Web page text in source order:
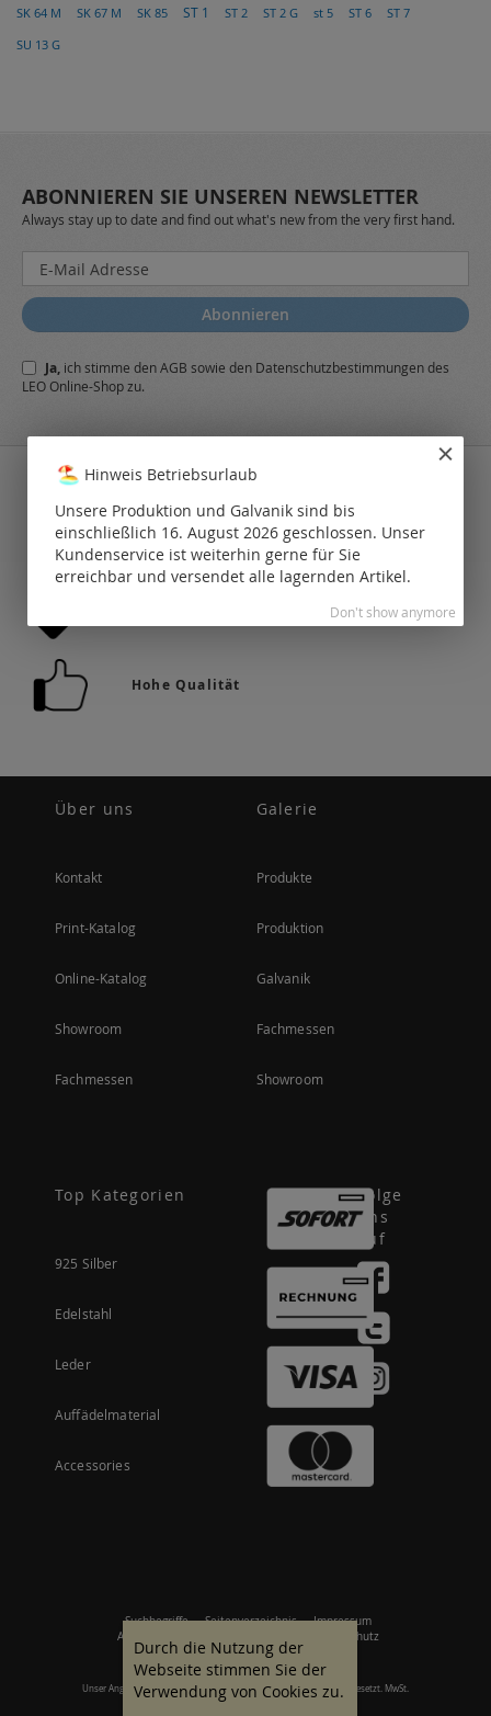
SK 64 M SK 67 M SK 85 ST 1 ST 2 ST 2 G st 5 ST 6 ST 7
SU 13 G
ABONNIEREN SIE UNSEREN NEWSLETTER
Always stay up to date and find out what's new from the very first hand.
Melden
Sie
sich
für
Newsletter
a:
Abonnieren
Ja, ich stimme denAGB sowie den Datenschutzbestimmungendes
LEO Online-Shop zu.
36.742 Produkte auf Lager
Hohe Qualität
Über uns
Kontakt
Print-Katalog
Online-Katalog
Showroom
Fachmessen
Galerie
Produkte
Produktion
Galvanik
Fachmessen
Showroom
Top Kategorien
925 Silber
Edelstahl
Leder
Auffädelmaterial
Accessories
Folge
uns
auf
Suchbegriffe Seitenverzeichnis
Impressum
Allgemeine Geschäftsbedingungen
Datenschutz
Unser Angebot richtet sich an gewerbliche Kunden. Alle Preise zzgl. gesetzt. MwSt.
Durch die Nutzung der
Webseite stimmen Sie der
Verwendung von Cookies zu.
Hinweis Betriebsurlaub
Unsere Produktion und Galvanik sind bis
einschließlich 16. August 2026 geschlossen. Unser
Kundenservice ist weiterhin gerne für Sie
erreichbar und versendet alle lagernden Artikel.
Don't show anymore